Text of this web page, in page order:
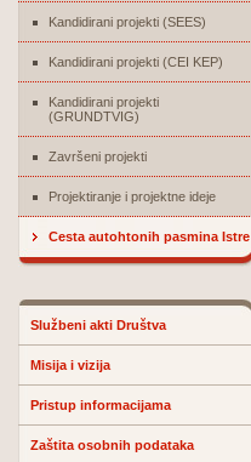
Kandidirani projekti (SEES)
Kandidirani projekti (CEI KEP)
Kandidirani projekti
(GRUNDTVIG)
Završeni projekti
Projektiranje i projektne ideje
Cesta autohtonih pasmina Istre
Službeni akti Društva
Misija i vizija
Pristup informacijama
Zaštita osobnih podataka